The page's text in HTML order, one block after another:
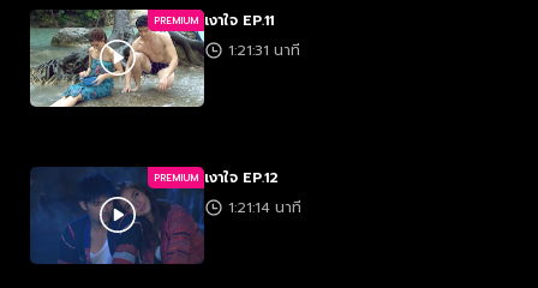
PREMIUM เงาใจ EP.11
1:21:31 นาที
PREMIUM เงาใจ EP.12
1:21:14 นาที